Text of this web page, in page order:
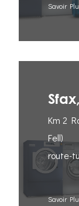
Savoir
Km 2
Fell)
route-
Savoir